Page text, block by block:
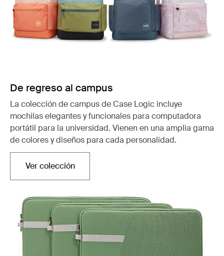
De regreso al campus
La colección de campus de Case Logic incluye
mochilas elegantes y funcionales para computadora
portátil para la universidad. Vienen en una amplia gama
de colores y diseños para cada personalidad.
Ver colecciónSe abre en una nueva pestaña